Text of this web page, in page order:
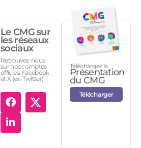
Le CMG sur
les réseaux
sociaux
Retrouvez-nous
sur nos comptes
officiels Facebook
et X (ex-Twitter)
Téléchargez la
Présentation
du CMG
Télécharger